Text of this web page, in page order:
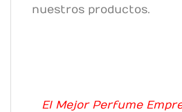
nuestros productos.
El Mejor Perfume